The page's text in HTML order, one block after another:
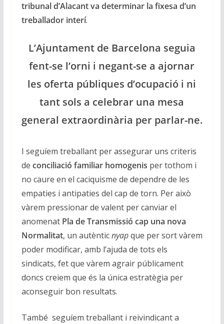
tribunal d’Alacant va determinar la fixesa d’un
treballador interí.
L’Ajuntament de Barcelona seguia
fent-se l’orni i negant-se a ajornar
les oferta públiques d’ocupació i ni
tant sols a celebrar una mesa
general extraordinària per parlar-ne.
I seguíem treballant per assegurar uns criteris
de conciliació familiar homogenis per tothom i
no caure en el caciquisme de dependre de les
empaties i antipaties del cap de torn. Per això
vàrem pressionar de valent per canviar el
anomenat Pla de Transmissió cap una nova
Normalitat, un autènticnyapque per sort vàrem
poder modificar, amb l’ajuda de tots els
sindicats, fet que vàrem agrair públicament
doncs creiem que és la única estratègia per
aconseguir bon resultats.
També seguíem treballant i reivindicant a